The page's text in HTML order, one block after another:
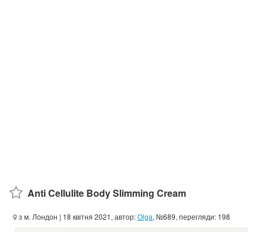
Anti Cellulite Body Slimming Cream
з м. Лондон | 18 квітня 2021, автор:Olga, №689, перегляди: 198